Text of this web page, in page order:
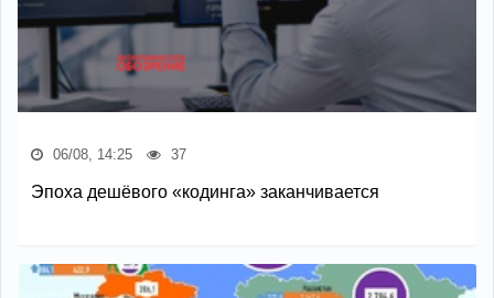
06/08, 14:25 37
Эпоха дешёвого «кодинга» заканчивается